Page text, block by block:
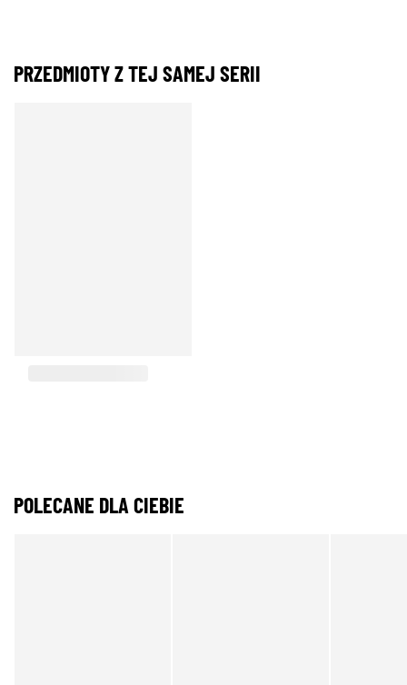
PRZEDMIOTY Z TEJ SAMEJ SERII
POLECANE DLA CIEBIE